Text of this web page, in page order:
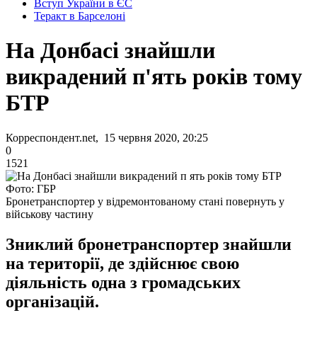
Вступ України в ЄС
Теракт в Барселоні
На Донбасі знайшли
викрадений п'ять років тому
БТР
Корреспондент.net, 15 червня 2020, 20:25
0
1521
Фото: ГБР
Бронетранспортер у відремонтованому стані повернуть у
військову частину
Зниклий бронетранспортер знайшли
на території, де здійснює свою
діяльність одна з громадських
організацій.